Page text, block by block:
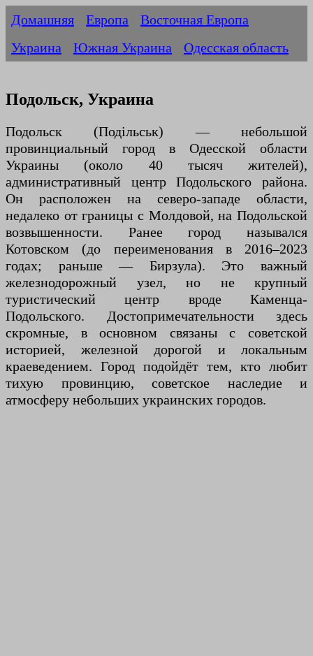
Домашняя Европа
Восточная Европа
Украина
Южная Украина Одесская область
Подольск, Украина
Подольск (Подільськ) — небольшой
провинциальный город в Одесской области
Украины (около 40 тысяч жителей),
административный центр Подольского района.
Он расположен на северо-западе области,
недалеко от границы с Молдовой, на Подольской
возвышенности. Ранее город назывался
Котовском (до переименования в 2016–2023
годах; раньше — Бирзула). Это важный
железнодорожный узел, но не крупный
туристический центр вроде Каменца-
Подольского. Достопримечательности здесь
скромные, в основном связаны с советской
историей, железной дорогой и локальным
краеведением. Город подойдёт тем, кто любит
тихую провинцию, советское наследие и
атмосферу небольших украинских городов.